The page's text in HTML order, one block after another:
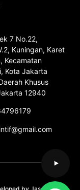
7 No.22,
Kuningan, Karet
Kecamatan
Kota Jakarta
Khusus
12940